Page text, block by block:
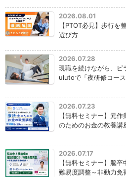
2026.08.01
【PTOT必見】歩行を
選び方
2026.07.28
現職を続けながら、ピ
ulutoで「夜研修コー
2026.07.23
【無料セミナー】元
のためのお金の教養講
2026.07.17
【無料セミナー】脳
難易度調整～非動力免